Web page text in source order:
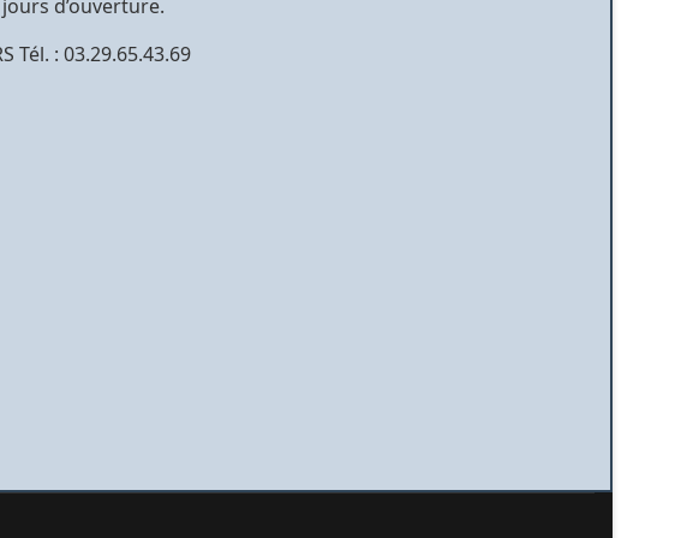
d’ouverture.
Tél. : 03.29.65.43.69